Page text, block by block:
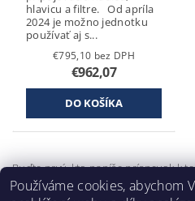
hlavicu a filtre. Od apríla
2024 je možno jednotku
používať aj s...
€795,10 bez DPH
€962,07
Buďte prvý, kto napíše príspevok k
Používáme cookies, abychom